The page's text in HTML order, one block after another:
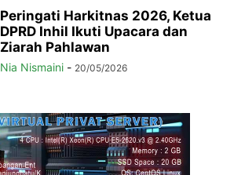
Peringati Harkitnas 2026, Ketua
DPRD Inhil Ikuti Upacara dan
Ziarah Pahlawan
Nia Nismaini - 20/05/2026